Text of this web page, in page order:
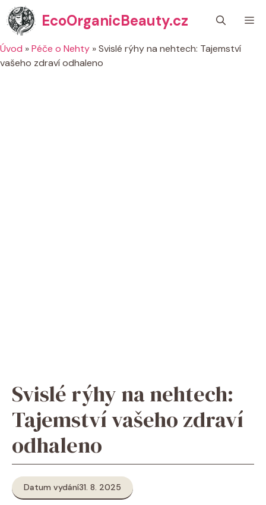
Přeskočit
na
obsah
EcoOrganicBeauty.cz
Úvod »Péče o Nehty »Svislé rýhy na nehtech: Tajemství
vašeho zdraví odhaleno
Svislé rýhy na nehtech:
Tajemství vašeho zdraví
odhaleno
Datum vydání31. 8. 2025